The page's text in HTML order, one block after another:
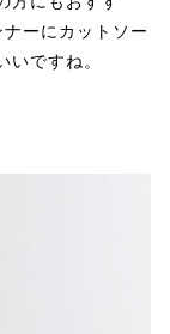
ーにカットソー
ですね。